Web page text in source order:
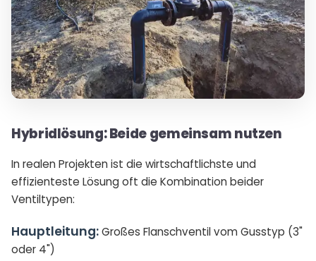
Hybridlösung: Beide gemeinsam nutzen
In realen Projekten ist die wirtschaftlichste und
effizienteste Lösung oft die Kombination beider
Ventiltypen:
Hauptleitung:Großes Flanschventil vom Gusstyp (3"
oder 4")